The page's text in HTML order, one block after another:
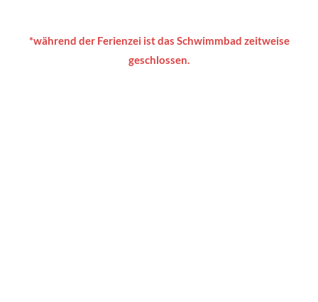
*während der Ferienzei ist das Schwimmbad zeitweise
geschlossen.